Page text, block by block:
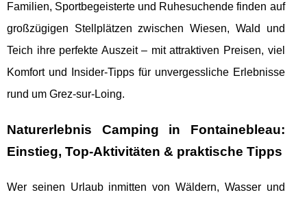
Familien, Sportbegeisterte und Ruhesuchende finden auf
großzügigen Stellplätzen zwischen Wiesen, Wald und
Teich ihre perfekte Auszeit – mit attraktiven Preisen, viel
Komfort und Insider-Tipps für unvergessliche Erlebnisse
rund um Grez-sur-Loing.
Naturerlebnis Camping in Fontainebleau:
Einstieg, Top-Aktivitäten & praktische Tipps
Wer seinen Urlaub inmitten von Wäldern, Wasser und